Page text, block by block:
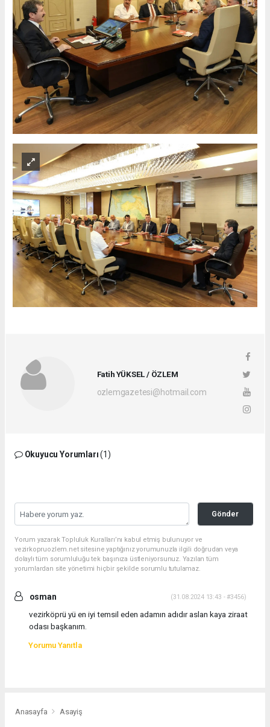
Fatih YÜKSEL / ÖZLEM
ozlemgazetesi@hotmail.com
Okuyucu Yorumları(1)
Gönder
Yorum yazarak Topluluk Kuralları’nı kabul etmiş bulunuyor ve
vezirkopruozlem.net sitesine yaptığınız yorumunuzla ilgili doğrudan veya
dolaylı tüm sorumluluğu tek başınıza üstleniyorsunuz. Yazılan tüm
yorumlardan site yönetimi hiçbir şekilde sorumlu tutulamaz.
osman (31.08.2024 13:43 - #3456)
vezirköprü yü en iyi temsil eden adamın adıdır aslan kaya ziraat
odası başkanım.
Yorumu Yanıtla
Anasayfa Asayiş